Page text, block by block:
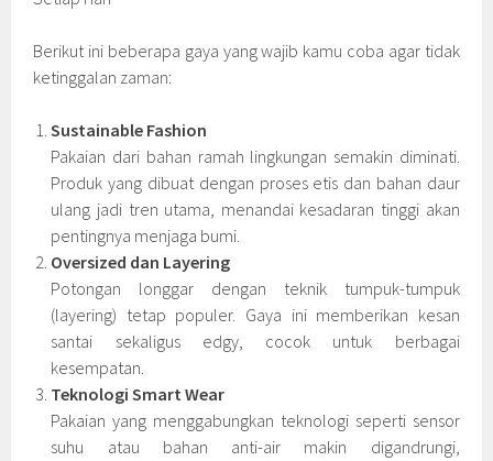
Berikut ini beberapa gaya yang wajib kamu coba agar tidak
ketinggalan zaman:
Sustainable Fashion
Pakaian dari bahan ramah lingkungan semakin diminati.
Produk yang dibuat dengan proses etis dan bahan daur
ulang jadi tren utama, menandai kesadaran tinggi akan
pentingnya menjaga bumi.
Oversized dan Layering
Potongan longgar dengan teknik tumpuk-tumpuk
(layering) tetap populer. Gaya ini memberikan kesan
santai sekaligus edgy, cocok untuk berbagai
kesempatan.
Teknologi Smart Wear
Pakaian yang menggabungkan teknologi seperti sensor
suhu atau bahan anti-air makin digandrungi,